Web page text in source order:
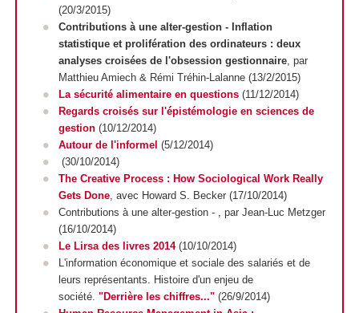
(20/3/2015)
Contributions à une alter-gestion - Inflation
statistique et prolifération des ordinateurs : deux
analyses croisées de l'obsession gestionnaire , par
Matthieu Amiech & Rémi Tréhin-Lalanne (13/2/2015)
La sécurité alimentaire en questions (11/12/2014)
Regards croisés sur l'épistémologie en sciences de
gestion (10/12/2014)
Autour de l'informel (5/12/2014)
(30/10/2014)
The Creative Process : How Sociological Work Really
Gets Done , avec Howard S. Becker (17/10/2014)
Contributions à une alter-gestion -
, par Jean-Luc Metzger
(16/10/2014)
Le Lirsa des livres 2014 (10/10/2014)
L'information économique et sociale des salariés et de
leurs représentants. Histoire d'un enjeu de
société. "Derrière les chiffres..." (26/9/2014)